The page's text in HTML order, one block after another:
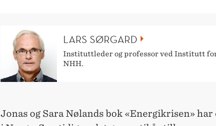
LARS SØRGARD
Instituttleder og professor ved Institutt
NHH.
Jonas og Sara Nølands bok «Energikrisen»